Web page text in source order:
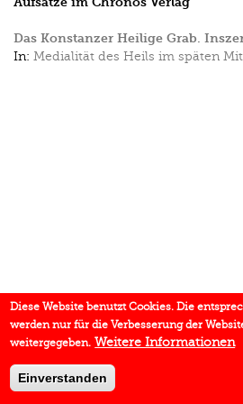
Das Konstanzer Heilige Grab.
In: Medialität des Heils im späten
Diese Website benutzt Cookies. Die
werden nur für die Verbesserung der
weitergegeben. Weitere Informationen
Einverstanden